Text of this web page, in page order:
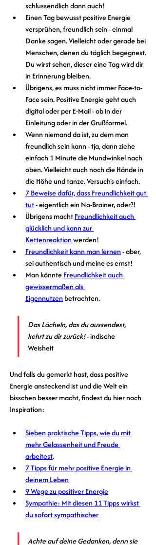
schlussendlich dann auch!
Einen Tag bewusst positive Energie
versprühen, freundlich sein - einmal
Danke sagen. Vielleicht oder gerade bei
Menschen, denen du täglich begegnest.
Du wirst sehen, dieser eine Tag wird dir
in Erinnerung bleiben.
Übrigens, es muss nicht immer Face-to-
Face sein. Positive Energie geht auch
digital oder per E-Mail - ob in der
Einleitung oder in der Grußformel.
Wenn niemand da ist, zu dem man
freundlich sein kann - tja, dann ziehe
einfach 1 Minute die Mundwinkel nach
oben. Vielleicht auch noch die Hände in
die Höhe und tanze. Versuch's einfach.
7 Beweise dafür, dass Freundlichkeit gut
tut - eigentlich ein No-Brainer, oder?!
Übrigens macht Freundlichkeit auch
glücklich und kann zur
Kettenreaktion werden!
Freundlichkeit kann man lernen - aber,
sei authentisch und meine es ernst!
Man könnte Freundlichkeit auch
gewissermaßen als
Eigennutzen betrachten.
Das Lächeln, das du aussendest,
kehrt zu dir zurück! - indische
Weisheit
Und falls du gemerkt hast, dass positive
Energie ansteckend ist und die Welt ein
bisschen besser macht, findest du hier noch
Inspiration:
Sieben praktische Tipps, wie du mit
mehr Gelassenheit und Freude
arbeitest.
7 Tipps für mehr positive Energie in
deinem Leben
9 Wege zu positiver Energie
Sympathie: Mit diesen 11 Tipps wirkst
du sofort sympathischer
Achte auf deine Gedanken, denn sie